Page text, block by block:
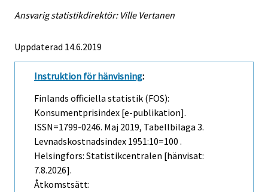
Ansvarig statistikdirektör: Ville Vertanen
Uppdaterad 14.6.2019
Instruktion för hänvisning:
Finlands officiella statistik (FOS):
Konsumentprisindex [e-publikation].
ISSN=1799-0246. Maj 2019, Tabellbilaga 3.
Levnadskostnadsindex 1951:10=100 .
Helsingfors: Statistikcentralen [hänvisat:
7.8.2026].
Åtkomstsätt: